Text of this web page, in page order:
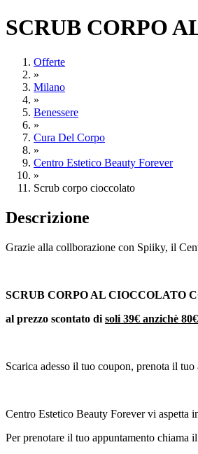
SCRUB CORPO
Offerte
»
Milano
»
Benessere
»
Cura Del Corpo
»
Centro Estetico Beauty Forever
»
Scrub corpo cioccolato
Descrizione
Grazie alla collborazione con Spiiky, il
SCRUB CORPO AL CIOCCOLATO
al prezzo scontato di soli 39€ anzichè 80€
Scarica adesso il tuo coupon, prenota il
Centro Estetico Beauty Forever vi
Per prenotare il tuo appuntamento chiama